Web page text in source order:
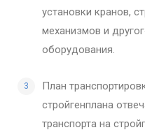
установки кранов,
механизмов и
оборудования.
План
стройгенплана
транспорта на